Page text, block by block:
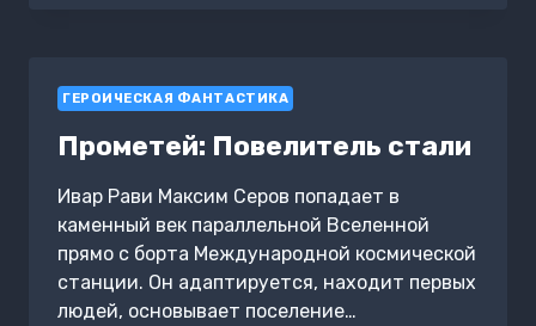
ГЕРОИЧЕСКАЯ ФАНТАСТИКА
Прометей: Повелитель стали
Ивар Рави Максим Серов попадает в
каменный век параллельной Вселенной
прямо с борта Международной космической
станции. Он адаптируется, находит первых
людей, основывает поселение…